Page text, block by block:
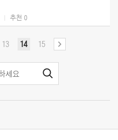
추천 0
13 14 15